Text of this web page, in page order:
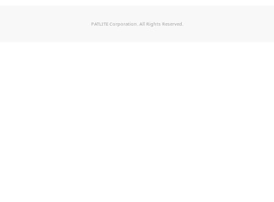
PATLITE Corporation. All Rights Reserved.